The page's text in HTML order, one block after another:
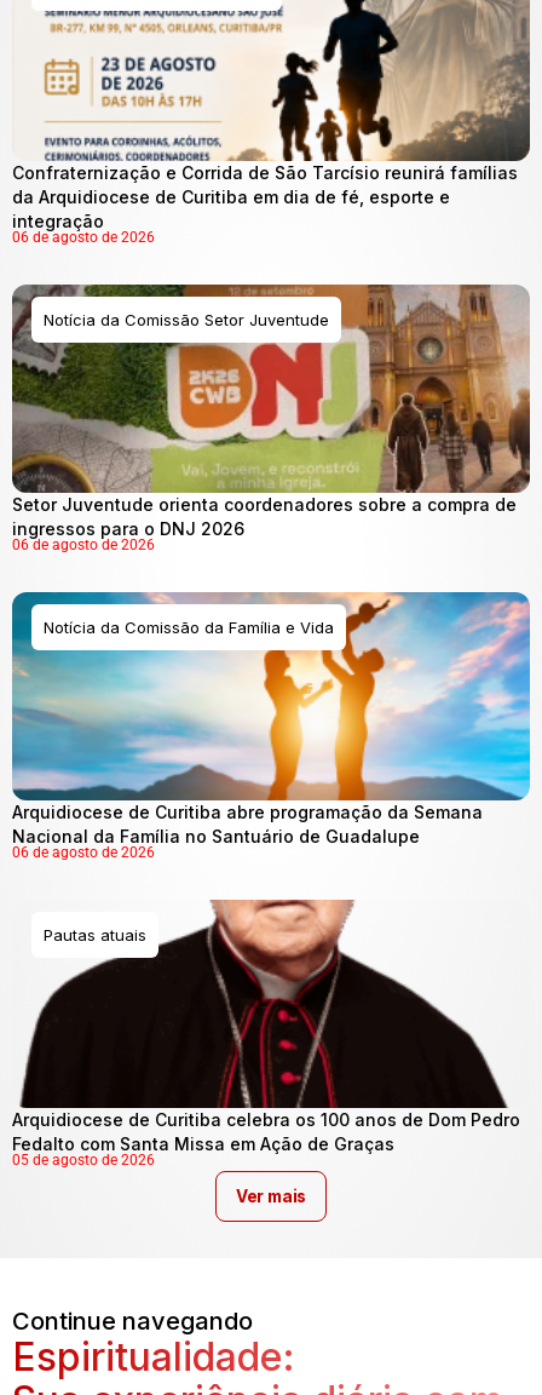
Confraternização e Corrida de São Tarcísio reunirá famílias
da Arquidiocese de Curitiba em dia de fé, esporte e
integração
06 de agosto de 2026
Notícia da Comissão Setor Juventude
Setor Juventude orienta coordenadores sobre a compra de
ingressos para o DNJ 2026
06 de agosto de 2026
Notícia da Comissão da Família e Vida
Arquidiocese de Curitiba abre programação da Semana
Nacional da Família no Santuário de Guadalupe
06 de agosto de 2026
Pautas atuais
Arquidiocese de Curitiba celebra os 100 anos de Dom Pedro
Fedalto com Santa Missa em Ação de Graças
05 de agosto de 2026
Ver mais
Continue navegando
Espiritualidade: